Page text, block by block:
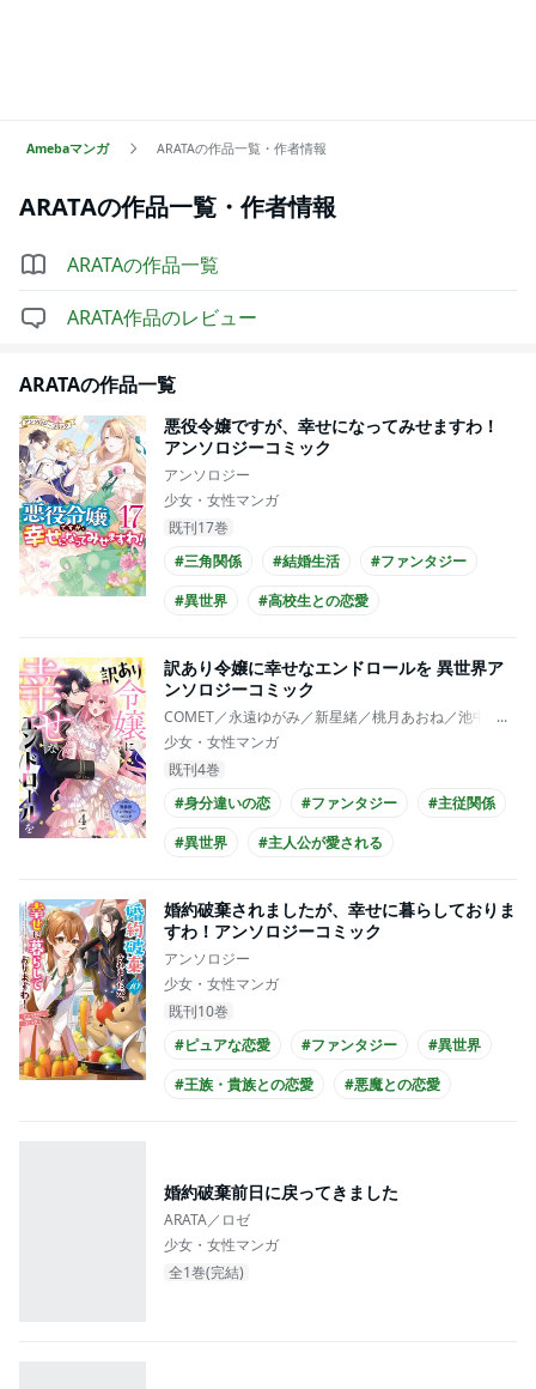
Amebaマンガ ARATAの作品一覧・作者情報
ARATAの作品一覧・作者情報
ARATAの作品一覧
ARATA作品のレビュー
ARATAの作品一覧
悪役令嬢ですが、幸せになってみせますわ！
アンソロジーコミック
アンソロジー
少女・女性マンガ
既刊17巻
#三角関係
#結婚生活
#ファンタジー
#異世界
#高校生との恋愛
#主人公が10代女性
#主人公が高校生
#制服
訳あり令嬢に幸せなエンドロールを 異世界ア
ンソロジーコミック
COMET／永遠ゆがみ／新星緒／桃月あおね／池中織奈
...
少女・女性マンガ
既刊4巻
#身分違いの恋
#ファンタジー
#主従関係
#異世界
#主人公が愛される
婚約破棄されましたが、幸せに暮らしておりま
すわ！アンソロジーコミック
アンソロジー
少女・女性マンガ
既刊10巻
#ピュアな恋愛
#ファンタジー
#異世界
#王族・貴族との恋愛
#悪魔との恋愛
婚約破棄前日に戻ってきました
ARATA／ロゼ
少女・女性マンガ
全1巻(完結)